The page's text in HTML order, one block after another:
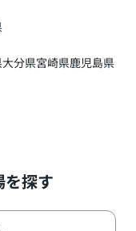
大分県宮崎県鹿児島県
を探す